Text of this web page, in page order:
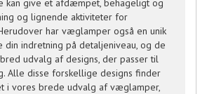
kan give et afdæmpet, behageligt og
og lignende aktiviteter for
har væglamper også en unik
indretning på detaljeniveau, og de
udvalg af designs, der passer til
Alle disse forskellige designs finder
i vores brede udvalg af væglamper,